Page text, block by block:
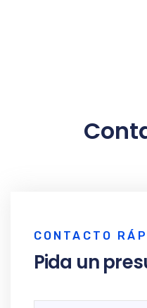
CONTACTO
Pida un